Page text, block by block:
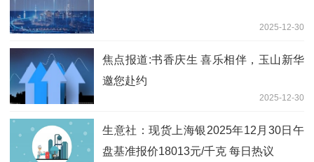
2025-12-30
焦点报道:书香庆生 喜乐相伴，玉山新华
邀您赴约
2025-12-30
生意社：现货上海银2025年12月30日午
盘基准报价18013元/千克 每日热议